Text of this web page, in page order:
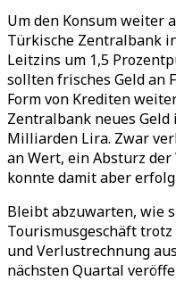
Um den Konsum weiter
Türkische Zentralbank
Leitzins um 1,5
sollten frisches Geld an
Form von Krediten
Zentralbank neues Geld
Milliarden Lira. Zwar
an Wert, ein Absturz
konnte damit aber
Bleibt abzuwarten, wie
Tourismusgeschäft
und Verlustrechnung
nächsten Quartal